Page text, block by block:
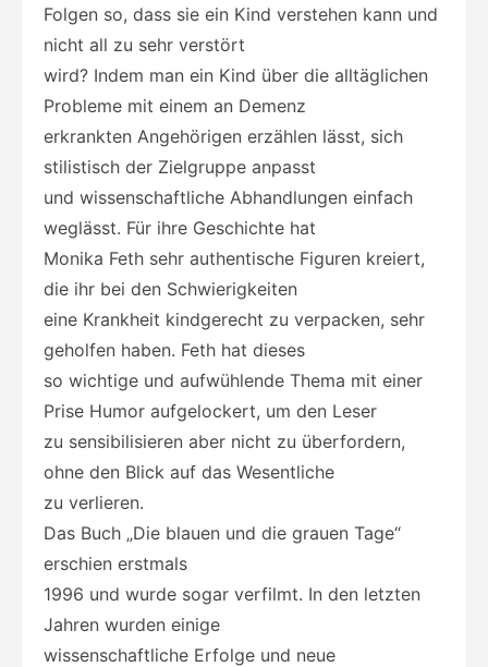
Folgen so, dass sie ein Kind verstehen kann und
nicht all zu sehr verstört
wird? Indem man ein Kind über die alltäglichen
Probleme mit einem an Demenz
erkrankten Angehörigen erzählen lässt, sich
stilistisch der Zielgruppe anpasst
und wissenschaftliche Abhandlungen einfach
weglässt. Für ihre Geschichte hat
Monika Feth sehr authentische Figuren kreiert,
die ihr bei den Schwierigkeiten
eine Krankheit kindgerecht zu verpacken, sehr
geholfen haben. Feth hat dieses
so wichtige und aufwühlende Thema mit einer
Prise Humor aufgelockert, um den Leser
zu sensibilisieren aber nicht zu überfordern,
ohne den Blick auf das Wesentliche
zu verlieren.
Das Buch „Die blauen und die grauen Tage“
erschien erstmals
1996 und wurde sogar verfilmt. In den letzten
Jahren wurden einige
wissenschaftliche Erfolge und neue